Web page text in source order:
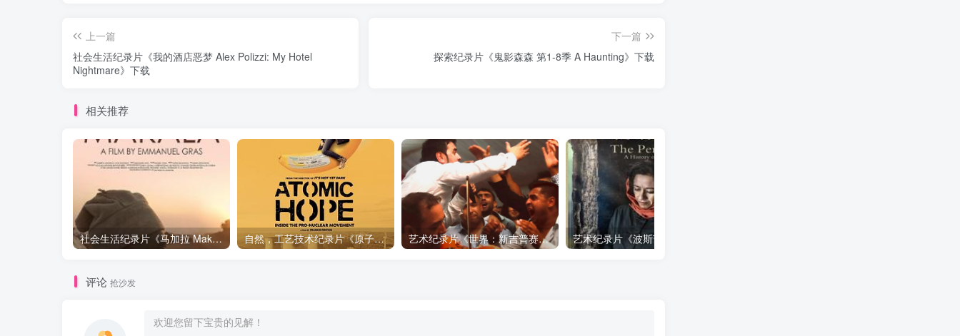
上一篇
社会生活纪录片《我的酒店恶梦 Alex Polizzi: My Hotel
Nightmare》下载
下一篇
探索纪录片《鬼影森森 第1-8季 A Haunting》下载
相关推荐
社会生活纪录片《马加拉 Makala》下载 自然，工艺技术纪录片《原子能的希望 Atomic Hope – Inside the Pro-Nuclear Movement》下载 艺术纪录片《世界：新吉普赛之王 This World: The New Gypsy Kings》下载
评论 抢沙发